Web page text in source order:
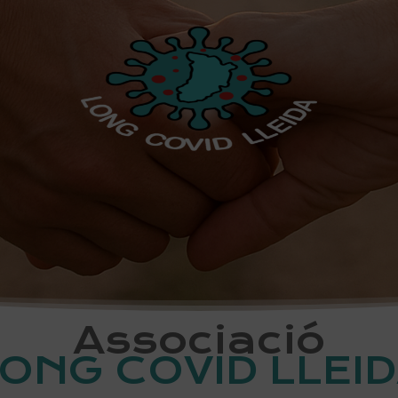
Associació
COVID